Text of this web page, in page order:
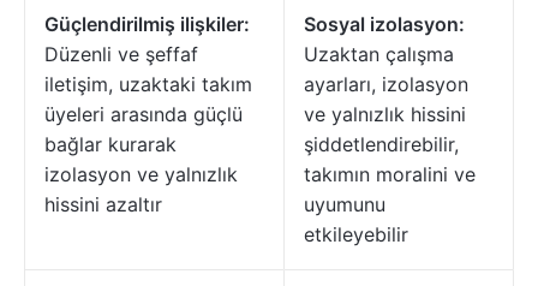
Güçlendirilmiş ilişkiler:
Düzenli ve şeffaf
iletişim, uzaktaki takım
üyeleri arasında güçlü
bağlar kurarak
izolasyon ve yalnızlık
hissini azaltır
Sosyal izolasyon:
Uzaktan çalışma
ayarları, izolasyon
ve yalnızlık hissini
şiddetlendirebilir,
takımın moralini ve
uyumunu
etkileyebilir